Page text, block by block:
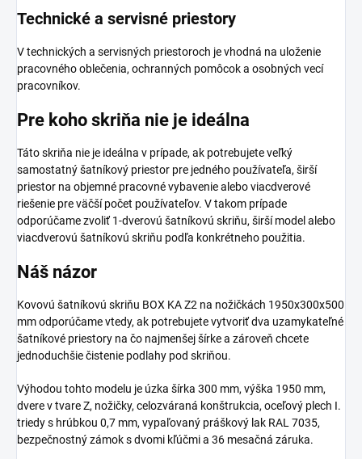
Technické a servisné priestory
V technických a servisných priestoroch je vhodná na uloženie
pracovného oblečenia, ochranných pomôcok a osobných vecí
pracovníkov.
Pre koho skriňa nie je ideálna
Táto skriňa nie je ideálna v prípade, ak potrebujete veľký
samostatný šatníkový priestor pre jedného používateľa, širší
priestor na objemné pracovné vybavenie alebo viacdverové
riešenie pre väčší počet používateľov. V takom prípade
odporúčame zvoliť 1-dverovú šatníkovú skriňu, širší model alebo
viacdverovú šatníkovú skriňu podľa konkrétneho použitia.
Náš názor
Kovovú šatníkovú skriňu BOX KA Z2 na nožičkách 1950x300x500
mm odporúčame vtedy, ak potrebujete vytvoriť dva uzamykateľné
šatníkové priestory na čo najmenšej šírke a zároveň chcete
jednoduchšie čistenie podlahy pod skriňou.
Výhodou tohto modelu je úzka šírka 300 mm, výška 1950 mm,
dvere v tvare Z, nožičky, celozváraná konštrukcia, oceľový plech I.
triedy s hrúbkou 0,7 mm, vypaľovaný práškový lak RAL 7035,
bezpečnostný zámok s dvomi kľúčmi a 36 mesačná záruka.